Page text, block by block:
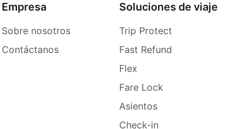
Empresa
Sobre nosotros
Contáctanos
Soluciones de viaje
Trip Protect
Fast Refund
Flex
Fare Lock
Asientos
Check-in